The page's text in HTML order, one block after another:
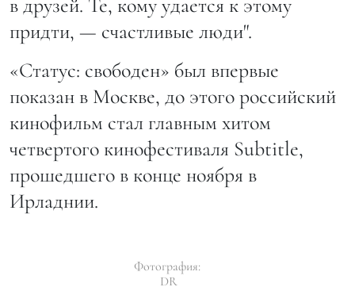
в друзей. Те, кому удается к этому
придти, — счастливые люди".
«Статус: свободен» был впервые
показан в Москве, до этого российский
кинофильм стал главным хитом
четвертого кинофестиваля Subtitle,
прошедшего в конце ноября в
Ирладнии.
Фотография:
DR